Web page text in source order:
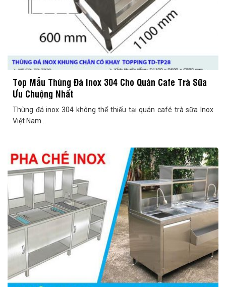
Top Mẫu Thùng Đá Inox 304 Cho Quán Cafe Trà Sữa
Ưu Chuộng Nhất
Thùng đá inox 304 không thể thiếu tại quán café trà sữa Inox
Việt Nam...